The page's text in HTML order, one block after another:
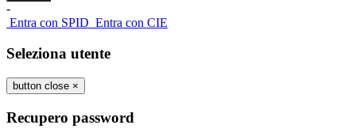
-
Entra con SPID Entra con CIE
Seleziona utente
button close ×
Recupero password